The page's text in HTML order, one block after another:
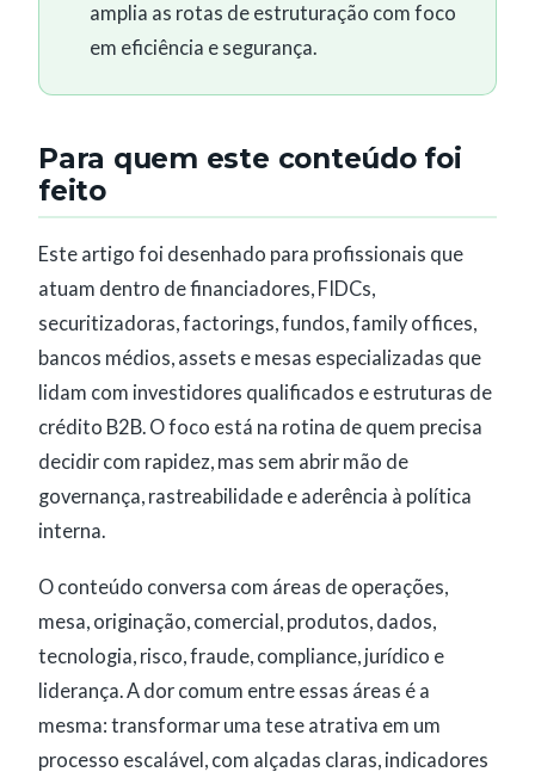
amplia as rotas de estruturação com foco
em eficiência e segurança.
Para quem este conteúdo foi
feito
Este artigo foi desenhado para profissionais que
atuam dentro de financiadores, FIDCs,
securitizadoras, factorings, fundos, family offices,
bancos médios, assets e mesas especializadas que
lidam com investidores qualificados e estruturas de
crédito B2B. O foco está na rotina de quem precisa
decidir com rapidez, mas sem abrir mão de
governança, rastreabilidade e aderência à política
interna.
O conteúdo conversa com áreas de operações,
mesa, originação, comercial, produtos, dados,
tecnologia, risco, fraude, compliance, jurídico e
liderança. A dor comum entre essas áreas é a
mesma: transformar uma tese atrativa em um
processo escalável, com alçadas claras, indicadores